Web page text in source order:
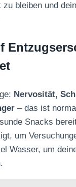
zu bleiben und
Nervosität,
– das ist
Snacks
um
Wasser, um